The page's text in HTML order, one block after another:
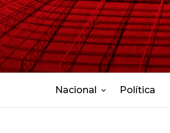
Nacional Política